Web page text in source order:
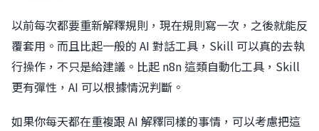
以前每次都要重新解釋規則，現在規則寫一次，之後就能反
覆套用。而且比起一般的 AI 對話工具，Skill 可以真的去執
行操作，不只是給建議。比起 n8n 這類自動化工具，Skill
更有彈性，AI 可以根據情況判斷。
如果你每天都在重複跟 AI 解釋同樣的事情，可以考慮把這